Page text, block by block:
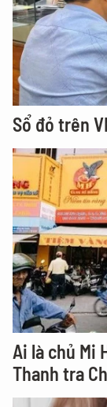
Sổ đỏ trên
Ai là chủ Mi
Thanh tra